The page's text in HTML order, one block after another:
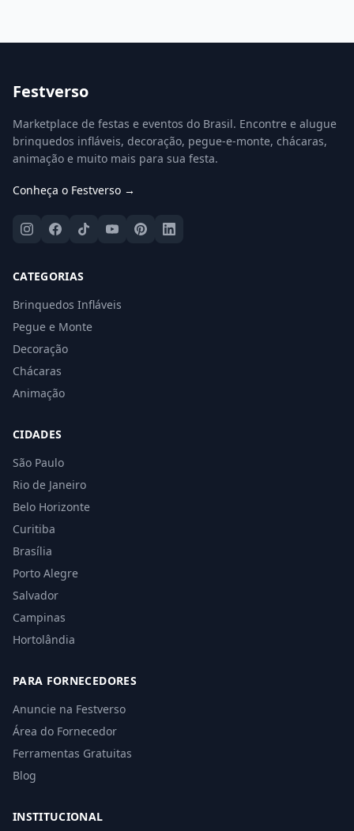
Festverso
Marketplace de festas e eventos do Brasil. Encontre e alugue
brinquedos infláveis, decoração, pegue-e-monte, chácaras,
animação e muito mais para sua festa.
Conheça o Festverso →
CATEGORIAS
Brinquedos Infláveis
Pegue e Monte
Decoração
Chácaras
Animação
CIDADES
São Paulo
Rio de Janeiro
Belo Horizonte
Curitiba
Brasília
Porto Alegre
Salvador
Campinas
Hortolândia
PARA FORNECEDORES
Anuncie na Festverso
Área do Fornecedor
Ferramentas Gratuitas
Blog
INSTITUCIONAL